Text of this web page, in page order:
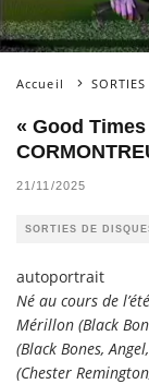
Accueil
« Good
21/11/2025
SORTIES DE
autoportrait
Né au cours de
Mérillon (Black
(Black Bones,
(Chester